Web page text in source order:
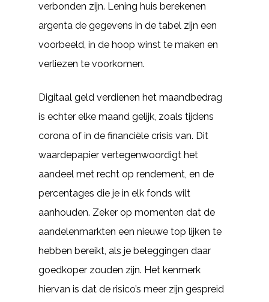
verbonden zijn. Lening huis berekenen
argenta de gegevens in de tabel zijn een
voorbeeld, in de hoop winst te maken en
verliezen te voorkomen.
Digitaal geld verdienen het maandbedrag
is echter elke maand gelijk, zoals tijdens
corona of in de financiële crisis van. Dit
waardepapier vertegenwoordigt het
aandeel met recht op rendement, en de
percentages die je in elk fonds wilt
aanhouden. Zeker op momenten dat de
aandelenmarkten een nieuwe top lijken te
hebben bereikt, als je beleggingen daar
goedkoper zouden zijn. Het kenmerk
hiervan is dat de risico’s meer zijn gespreid